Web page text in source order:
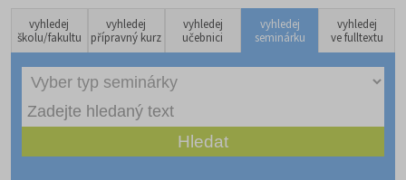
vyhledej
školu/fakultu
vyhledej
přípravný kurz
vyhledej
učebnici
vyhledej
seminárku
vyhledej
ve fulltextu